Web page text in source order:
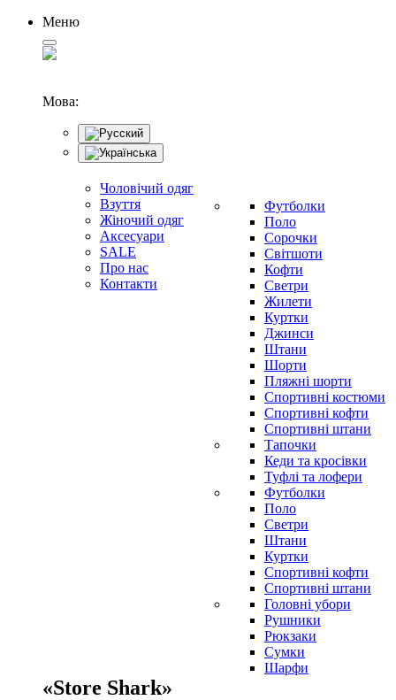
Меню
Мова:
Чоловічий одяг
Взуття
Жіночий одяг
Аксесуари
SALE
Про нас
Контакти
Футболки
Поло
Сорочки
Світшоти
Кофти
Светри
Жилети
Куртки
Джинси
Штани
Шорти
Пляжні шорти
Спортивні костюми
Спортивні кофти
Спортивні штани
Тапочки
Кеди та кросівки
Туфлі та лофери
Футболки
Поло
Светри
Штани
Куртки
Cпортивні кофти
Спортивні штани
Головні убори
Рушники
Рюкзаки
Сумки
Шарфи
«Store Shark»